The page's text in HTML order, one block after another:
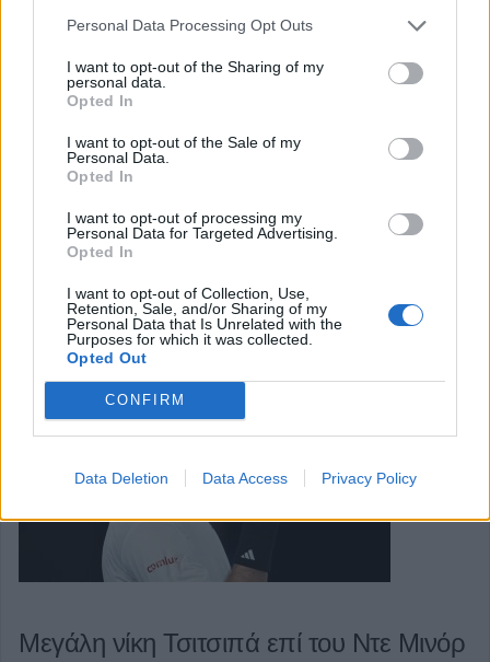
Personal Data Processing Opt Outs
I want to opt-out of the Sharing of my
personal data.
Opted In
I want to opt-out of the Sale of my
Personal Data.
Opted In
I want to opt-out of processing my
Personal Data for Targeted Advertising.
Opted In
I want to opt-out of Collection, Use,
Retention, Sale, and/or Sharing of my
Personal Data that Is Unrelated with the
Purposes for which it was collected.
Opted Out
CONFIRM
Data Deletion Data Access Privacy Policy
Απόστολου Κουτσιούμπα
Κηδεύεται, σήμερα,Σάββατο 21 Μαρτίου 2026και
4.00 μ.μ.από τον Ιερό Ναό
Κουτσιούμπας, ετών 81.
Μεγάλη νίκη Τσιτσιπά επί του Ντε Μινόρ